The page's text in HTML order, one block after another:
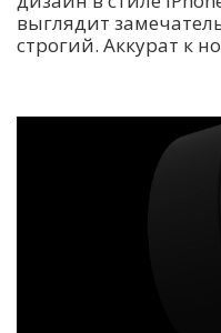
выглядит
строгий. Аккурат к